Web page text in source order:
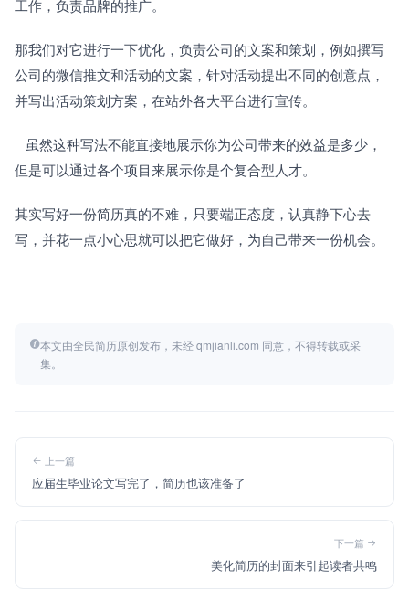
工作，负责品牌的推广。
那我们对它进行一下优化，负责公司的文案和策划，例如撰写
公司的微信推文和活动的文案，针对活动提出不同的创意点，
并写出活动策划方案，在站外各大平台进行宣传。
但是可以通过各个项目来展示你是个复合型人才。
其实写好一份简历真的不难，只要端正态度，认真静下心去
写，并花一点小心思就可以把它做好，为自己带来一份机会。
本文由全民简历原创发布，未经 qmjianli.com 同意，不得转载或采
集。
上一篇
应届生毕业论文写完了，简历也该准备了
下一篇
美化简历的封面来引起读者共鸣